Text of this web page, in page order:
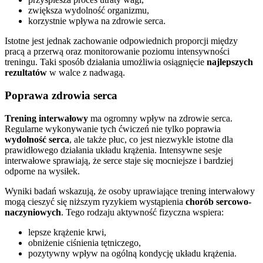
zwiększa wydolność organizmu,
korzystnie wpływa na zdrowie serca.
Istotne jest jednak zachowanie odpowiednich proporcji między
pracą a przerwą oraz monitorowanie poziomu intensywności
treningu. Taki sposób działania umożliwia osiągnięcie najlepszych
rezultatów w walce z nadwagą.
Poprawa zdrowia serca
Trening interwałowy ma ogromny wpływ na zdrowie serca.
Regularne wykonywanie tych ćwiczeń nie tylko poprawia
wydolność serca, ale także płuc, co jest niezwykle istotne dla
prawidłowego działania układu krążenia. Intensywne sesje
interwałowe sprawiają, że serce staje się mocniejsze i bardziej
odporne na wysiłek.
Wyniki badań wskazują, że osoby uprawiające trening interwałowy
mogą cieszyć się niższym ryzykiem wystąpienia chorób sercowo-
naczyniowych. Tego rodzaju aktywność fizyczna wspiera:
lepsze krążenie krwi,
obniżenie ciśnienia tętniczego,
pozytywny wpływ na ogólną kondycję układu krążenia.